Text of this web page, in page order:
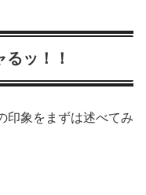
ッ！！
印象をまずは述べてみ